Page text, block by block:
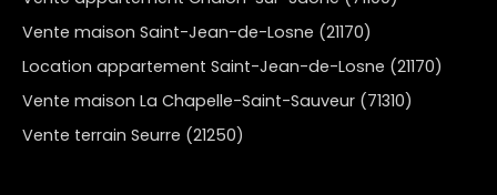
Vente maison Saint-Jean-de-Losne (21170)
Location appartement Saint-Jean-de-Losne (21170)
Vente maison La Chapelle-Saint-Sauveur (71310)
Vente terrain Seurre (21250)